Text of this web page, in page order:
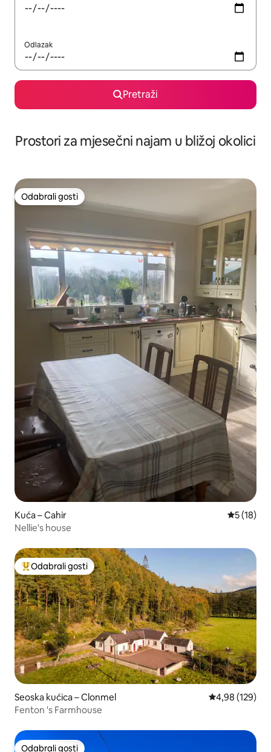
Odlazak
Pretraži
Prostori za mjesečni najam u bližoj okolici
Odabrali gosti
Odabrali gosti
Kuća – Cahir Prosječna
5 (18)
Nellie's house
Među najviše rangiranima s oznakom „Odabrali gosti”
Odabrali gosti
Seoska kućica – Clonmel Prosječna
4,98 (129)
Fenton 's Farmhouse
Odabrali gosti